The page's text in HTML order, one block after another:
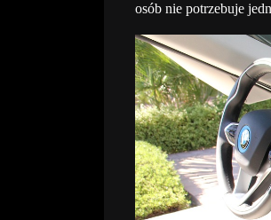
osób nie potrzebuje